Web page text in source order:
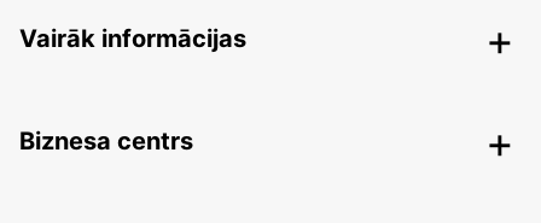
Vairāk informācijas
Biznesa centrs